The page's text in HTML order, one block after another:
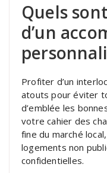
Quels
d’un
Profiter d’un
atouts pour éviter
d’emblée les
votre cahier des
fine du marché
logements non
confidentielles.